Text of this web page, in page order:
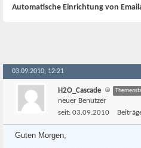
Automatische Einrichtung von
03.09.2010, 12:21
H2O_Cascade
neuer Benutzer
seit: 03.09.2010
Guten Morgen,